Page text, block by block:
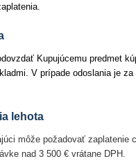
Kupujúcemu predmet
V prípade odoslania je za
lehota
môže požadovať zaplatenie
nad 3 500 € vrátane DPH.